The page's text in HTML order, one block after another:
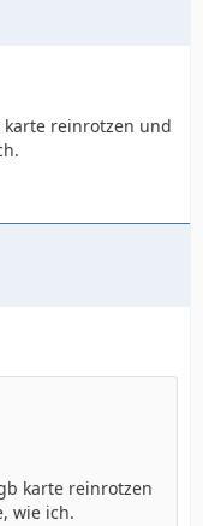
reinrotzen und
karte reinrotzen
wie ich.